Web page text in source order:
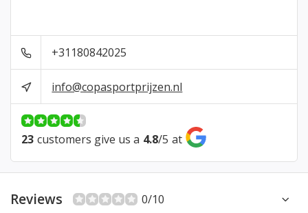
+31180842025
info@copasportprijzen.nl
23 customers give us a 4.8/5 at
Reviews 0/10